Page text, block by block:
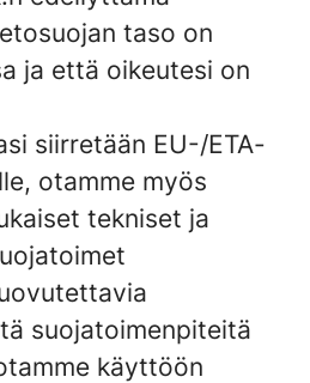
taso on
ja että oikeutesi on
siirretään EU-/ETA-
otamme myös
tekniset ja
suojatoimenpiteitä
käyttöön